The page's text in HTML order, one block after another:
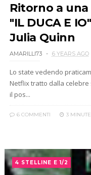
Ritorno a
"IL DUCA E
Julia Quinn
AMARILLI73 6 YEARS AGO
Lo state vedendo
Netflix tratto dalla celebre
il pos...
6 COMMENTI 3 MINUTE
4 STELLINE E 1/2